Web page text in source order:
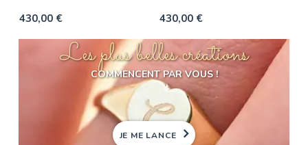
430,00 € 430,00 €
Les plus belles créations
COMMENCENT PAR VOUS !
JE ME LANCE